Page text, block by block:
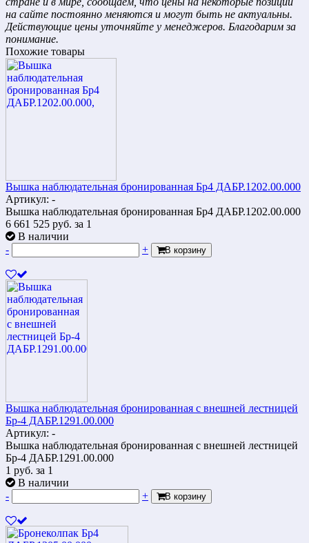
на сайте постоянно меняются и могут быть не актуальны.
Действующие цены уточняйте у менеджеров. Благодарим за
понимание.
Похожие товары
Вышка наблюдательная бронированная Бр4 ДАБР.1202.00.000
Артикул: -
Вышка наблюдательная бронированная Бр4 ДАБР.1202.00.000
6 661 525 руб. за 1
В наличии
-
+ В корзину
Вышка наблюдательная бронированная с внешней лестницей
Бр-4 ДАБР.1291.00.000
Артикул: -
Вышка наблюдательная бронированная с внешней лестницей
Бр-4 ДАБР.1291.00.000
1 руб. за 1
В наличии
-
+ В корзину